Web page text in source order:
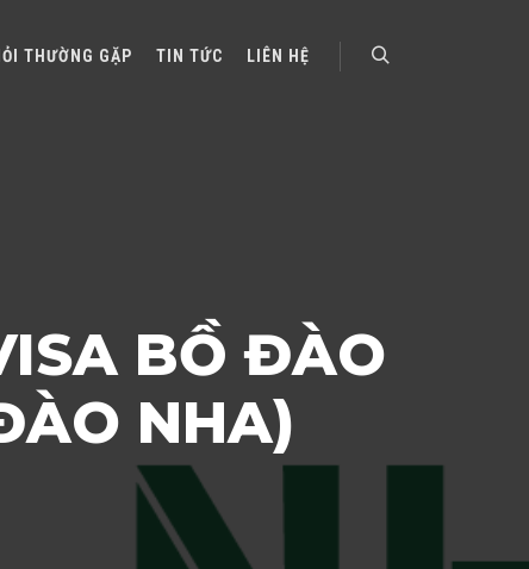
THƯỜNG GẶP TIN TỨC LIÊN HỆ
BỒ ĐÀO
NHA)